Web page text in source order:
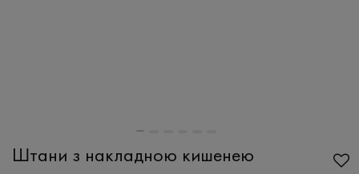
Штани з накладною кишенею